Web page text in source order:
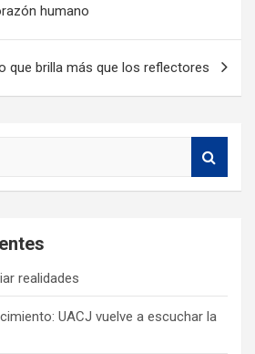
humano
que brilla más que los reflectores
realidades
UACJ vuelve a escuchar la